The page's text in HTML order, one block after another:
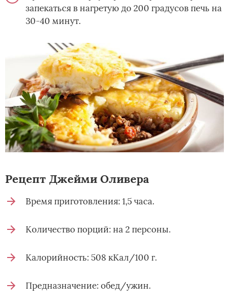
запекаться в нагретую до 200 градусов печь на
30-40 минут.
Рецепт Джейми Оливера
Время приготовления: 1,5 часа.
Количество порций: на 2 персоны.
Калорийность: 508 кКал/100 г.
Предназначение: обед/ужин.